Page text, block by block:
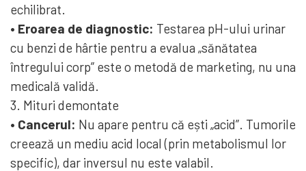
echilibrat.
• Eroarea de diagnostic: Testarea pH-ului urinar
cu benzi de hârtie pentru a evalua „sănătatea
întregului corp” este o metodă de marketing, nu una
medicală validă.
3. Mituri demontate
• Cancerul: Nu apare pentru că ești „acid”. Tumorile
creează un mediu acid local (prin metabolismul lor
specific), dar inversul nu este valabil.